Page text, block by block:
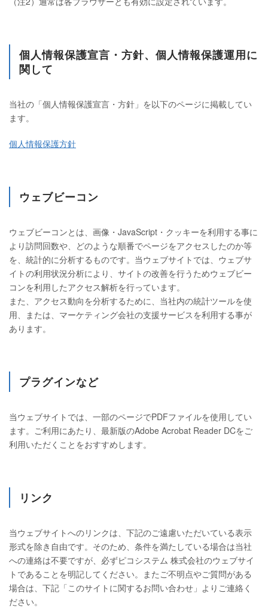
個人情報保護宣言・方針、個人情報保護運用に
関して
当社の「個人情報保護宣言・方針」を以下のページに掲載してい
ます。
個人情報保護方針
ウェブビーコン
ウェブビーコンとは、画像・JavaScript・クッキーを利用する事に
より訪問回数や、どのような順番でページをアクセスしたのか等
を、統計的に分析するものです。当ウェブサイトでは、ウェブサ
イトの利用状況分析により、サイトの改善を行うためウェブビー
コンを利用したアクセス解析を行っています。
また、アクセス動向を分析するために、当社内の統計ツールを使
用、または、マーケティング会社の支援サービスを利用する事が
あります。
プラグインなど
当ウェブサイトでは、一部のページでPDFファイルを使用してい
ます。ご利用にあたり、最新版のAdobe Acrobat Reader DCをご
利用いただくことをおすすめします。
リンク
当ウェブサイトへのリンクは、下記のご遠慮いただいている表示
形式を除き自由です。そのため、条件を満たしている場合は当社
への連絡は不要ですが、必ずピコシステム 株式会社のウェブサイ
トであることを明記してください。またご不明点やご質問がある
場合は、下記「このサイトに関するお問い合わせ」よりご連絡く
ださい。